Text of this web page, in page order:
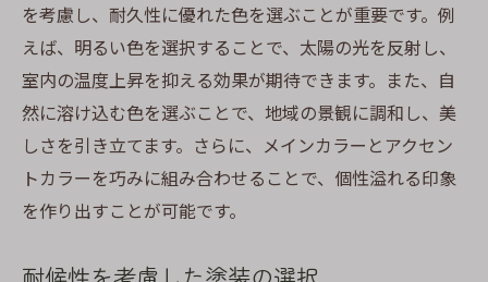
を考慮し、耐久性に優れた色を選ぶことが重要です。例
えば、明るい色を選択することで、太陽の光を反射し、
室内の温度上昇を抑える効果が期待できます。また、自
然に溶け込む色を選ぶことで、地域の景観に調和し、美
しさを引き立てます。さらに、メインカラーとアクセン
トカラーを巧みに組み合わせることで、個性溢れる印象
を作り出すことが可能です。